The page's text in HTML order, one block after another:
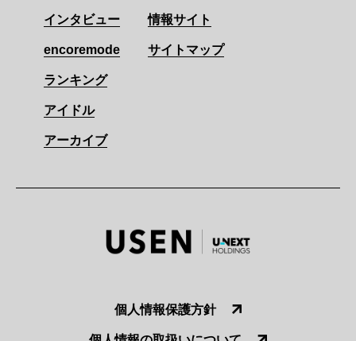
インタビュー
encoremode
ランキング
アイドル
アーカイブ
情報サイト
サイトマップ
個人情報保護方針